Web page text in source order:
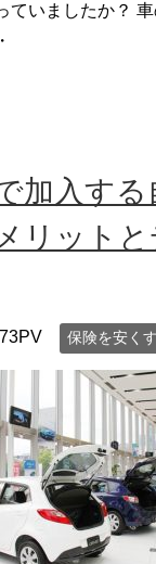
ていましたか？
加入する
リットと
保険を安く